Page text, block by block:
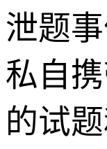
泄题
私自
的试